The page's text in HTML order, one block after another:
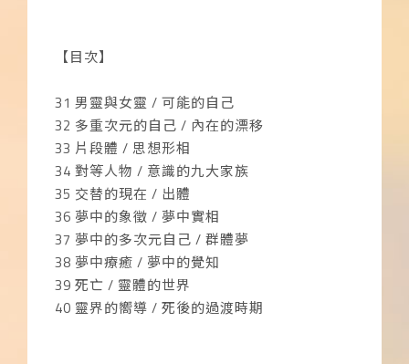
【目次】
31 男靈與女靈 / 可能的自己
32 多重次元的自己 / 內在的漂移
33 片段體 / 思想形相
34 對等人物 / 意識的九大家族
35 交替的現在 / 出體
36 夢中的象徵 / 夢中實相
37 夢中的多次元自己 / 群體夢
38 夢中療癒 / 夢中的覺知
39 死亡 / 靈體的世界
40 靈界的嚮導 / 死後的過渡時期